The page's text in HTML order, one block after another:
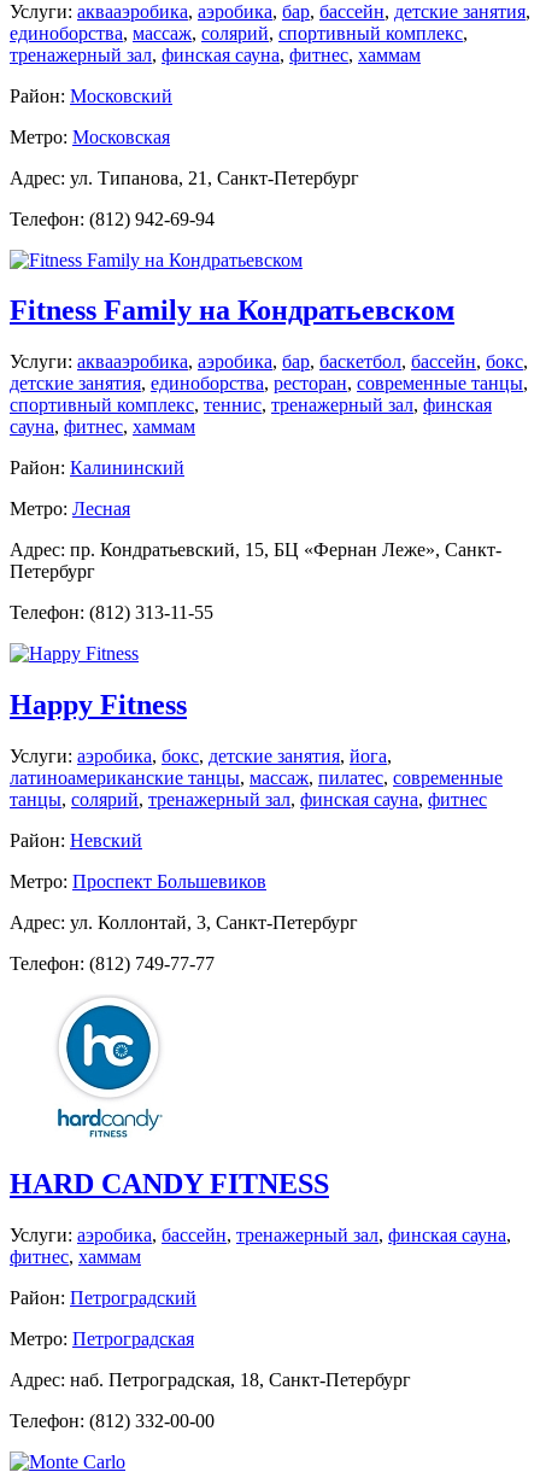
Услуги: аквааэробика, аэробика, бар, бассейн, детские занятия,
единоборства, массаж, солярий, спортивный комплекс,
тренажерный зал, финская сауна, фитнес, хаммам
Район: Московский
Метро: Московская
Адрес: ул. Типанова, 21, Санкт-Петербург
Телефон: (812) 942-69-94
Fitness Family на Кондратьевском
Услуги: аквааэробика, аэробика, бар, баскетбол, бассейн, бокс,
детские занятия, единоборства, ресторан, современные танцы,
спортивный комплекс, теннис, тренажерный зал, финская
сауна, фитнес, хаммам
Район: Калининский
Метро: Лесная
Адрес: пр. Кондратьевский, 15, БЦ «Фернан Леже», Санкт-
Петербург
Телефон: (812) 313-11-55
Happy Fitness
Услуги: аэробика, бокс, детские занятия, йога,
латиноамериканские танцы, массаж, пилатес, современные
танцы, солярий, тренажерный зал, финская сауна, фитнес
Район: Невский
Метро: Проспект Большевиков
Адрес: ул. Коллонтай, 3, Санкт-Петербург
Телефон: (812) 749-77-77
HARD CANDY FITNESS
Услуги: аэробика, бассейн, тренажерный зал, финская сауна,
фитнес, хаммам
Район: Петроградский
Метро: Петроградская
Адрес: наб. Петроградская, 18, Санкт-Петербург
Телефон: (812) 332-00-00